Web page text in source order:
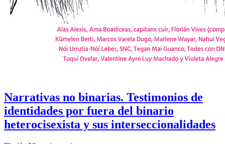
Narrativas no binarias. Testimonios de
identidades por fuera del binario
heterocisexista y sus interseccionalidades